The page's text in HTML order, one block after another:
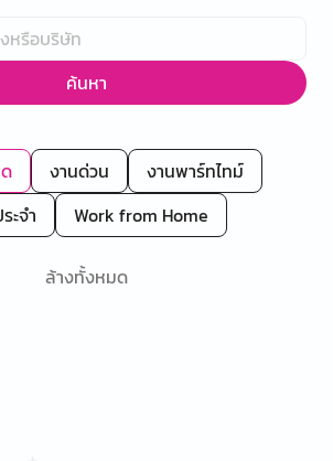
ค้นหา
งานด่วน
งานพาร์ทไทม์
ะจำ
Work from Home
ล้างทั้งหมด